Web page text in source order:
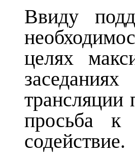
Ввиду
целях
просьба к
содействие.